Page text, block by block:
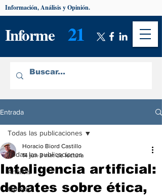
Informe 21
Información, Análisis y Opinión.
Entrada
Todas las publicaciones
Análisis
Opinión
Todas las publicaciones
Inteligencia artificial:
debates sobre ética,
Horacio Biord Castillo
14 jun 3 min de lectura